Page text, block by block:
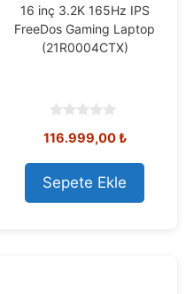
16 inç 3.2K 165Hz IPS
FreeDos Gaming Laptop
(21R0004CTX)
o
t
o
f
5
116.999,00₺
Sepete Ekle